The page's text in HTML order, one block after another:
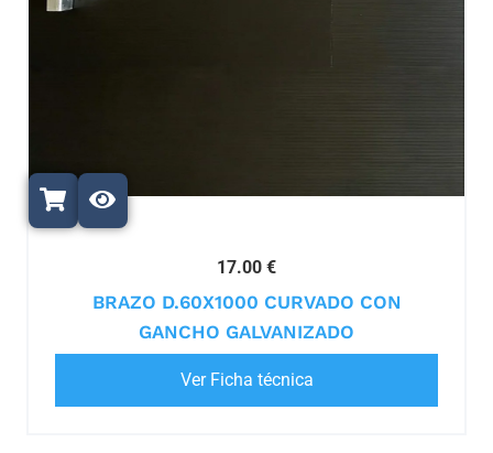
17.00 €
BRAZO D.60X1000 CURVADO CON
GANCHO GALVANIZADO
Ver Ficha técnica